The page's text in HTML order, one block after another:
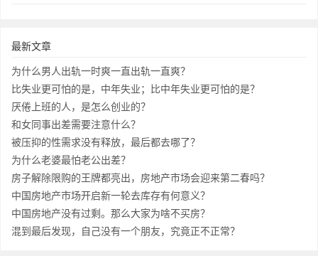
最新文章
为什么男人出轨一时爽一直出轨一直爽？
比失业更可怕的是，中年失业；比中年失业更可怕的是？
厌倦上班的人，是怎么创业的？
和女同事出差需要注意什么？
被压抑的性需求没有释放，最后都去哪了？
为什么老婆最怕老公出差？
房子解除限购的王牌都亮出，房地产市场会迎来第二春吗？
中国房地产市场开启新一轮去库存有何意义？
中国房地产没有过剩。那么大家为啥不买房？
混到最后发现，自己没有一个朋友，究竟正不正常？